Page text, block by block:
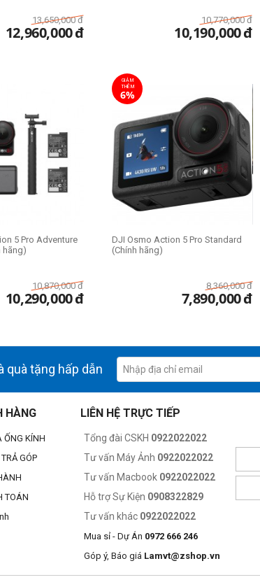
13,650,000 đ
12,960,000đ
10,770,000 đ
10,190,000đ
5 Pro Adventure
hãng)
10,870,000 đ
10,290,000đ
GIẢM
THÊM
6%
DJI Osmo Action 5 Pro Standard
(Chính hãng)
8,360,000 đ
7,890,000đ
quà tặng hấp dẫn
HÀNG
ỐNG KÍNH
GÓP
TOÁN
LIÊN HỆ TRỰC TIẾP
Tổng đài CSKH 0922022022
Tư vấn Máy Ảnh 0922022022
Tư vấn Macbook 0922022022
Hỗ trợ Sự Kiện 0908322829
Tư vấn khác 0922022022
Mua sỉ - Dự Án 0972 666 246
Góp ý, Báo giá Lamvt@zshop.vn